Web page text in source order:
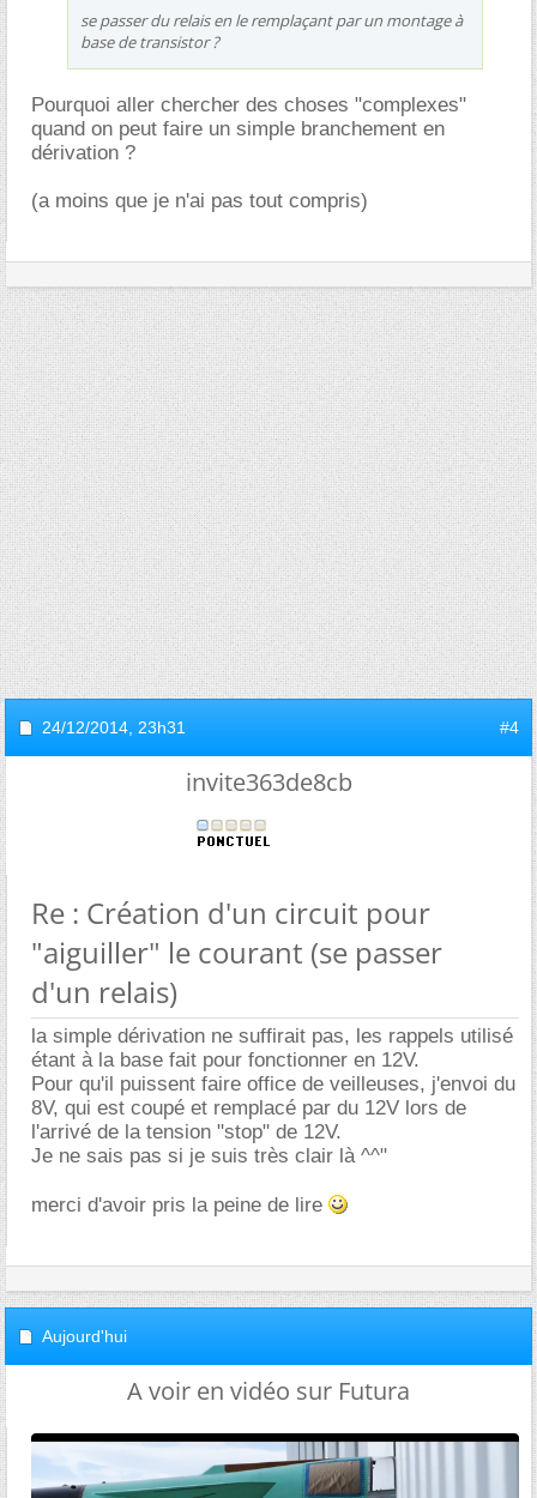
se passer du relais en le remplaçant par un montage à
base de transistor ?
Pourquoi aller chercher des choses "complexes"
quand on peut faire un simple branchement en
dérivation ?
(a moins que je n'ai pas tout compris)
24/12/2014, 23h31 #4
invite363de8cb
Re : Création d'un circuit pour
"aiguiller" le courant (se passer
d'un relais)
la simple dérivation ne suffirait pas, les rappels utilisé
étant à la base fait pour fonctionner en 12V.
Pour qu'il puissent faire office de veilleuses, j'envoi du
8V, qui est coupé et remplacé par du 12V lors de
l'arrivé de la tension "stop" de 12V.
Je ne sais pas si je suis très clair là ^^"
merci d'avoir pris la peine de lire
Aujourd'hui
A voir en vidéo sur Futura